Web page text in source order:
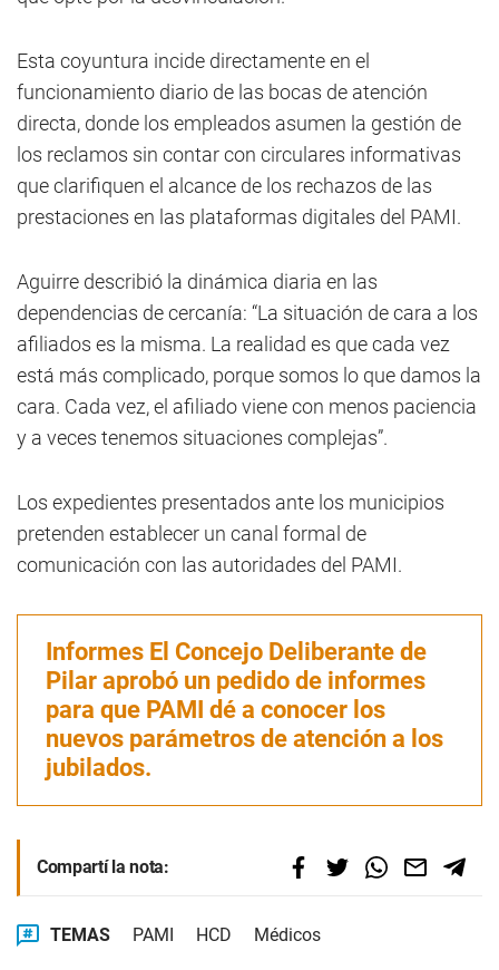
Esta coyuntura incide directamente en el
funcionamiento diario de las bocas de atención
directa, donde los empleados asumen la gestión de
los reclamos sin contar con circulares informativas
que clarifiquen el alcance de los rechazos de las
prestaciones en las plataformas digitales del PAMI.
Aguirre describió la dinámica diaria en las
dependencias de cercanía: “La situación de cara a los
afiliados es la misma. La realidad es que cada vez
está más complicado, porque somos lo que damos la
cara. Cada vez, el afiliado viene con menos paciencia
y a veces tenemos situaciones complejas”.
Los expedientes presentados ante los municipios
pretenden establecer un canal formal de
comunicación con las autoridades del PAMI.
Informes El Concejo Deliberante de
Pilar aprobó un pedido de informes
para que PAMI dé a conocer los
nuevos parámetros de atención a los
jubilados.
Compartí la nota:
TEMAS PAMI HCD Médicos